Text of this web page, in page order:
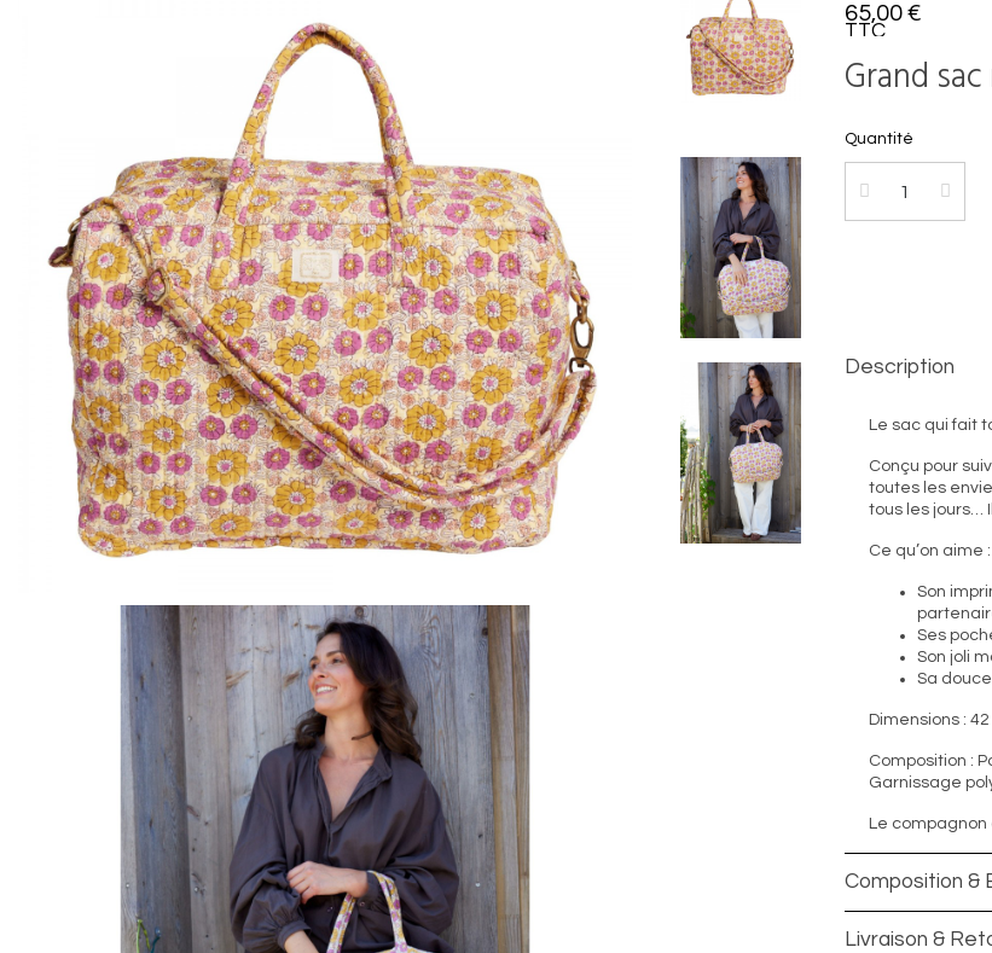
65,00 €
TTC
Grand
Quantité
Description
Le sac qui fait
Conçu pour
toutes les
tous les jours…
Ce qu’on aime :
Son
Ses
Son joli
Sa
Dimensions :
Composition :
Garnissage
Le
Composition &
Livraison &